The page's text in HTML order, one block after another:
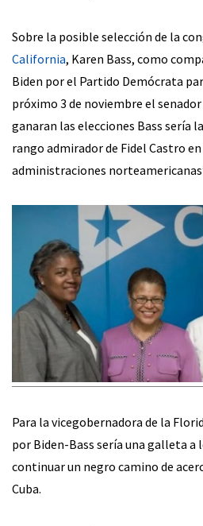
Sobre la posible selección de la
California, Karen Bass, como
Biden por el Partido Demócrata
próximo 3 de noviembre el
ganaran las elecciones Bass sería
rango admirador de Fidel Castro
administraciones
Para la vicegobernadora de la
por Biden-Bass sería una galleta a
continuar un negro camino de
Cuba.